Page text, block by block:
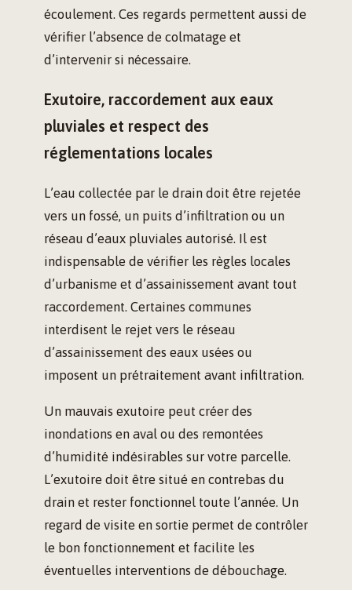
écoulement. Ces regards permettent aussi de
vérifier l’absence de colmatage et
d’intervenir si nécessaire.
Exutoire, raccordement aux eaux
pluviales et respect des
réglementations locales
L’eau collectée par le drain doit être rejetée
vers un fossé, un puits d’infiltration ou un
réseau d’eaux pluviales autorisé. Il est
indispensable de vérifier les règles locales
d’urbanisme et d’assainissement avant tout
raccordement. Certaines communes
interdisent le rejet vers le réseau
d’assainissement des eaux usées ou
imposent un prétraitement avant infiltration.
Un mauvais exutoire peut créer des
inondations en aval ou des remontées
d’humidité indésirables sur votre parcelle.
L’exutoire doit être situé en contrebas du
drain et rester fonctionnel toute l’année. Un
regard de visite en sortie permet de contrôler
le bon fonctionnement et facilite les
éventuelles interventions de débouchage.